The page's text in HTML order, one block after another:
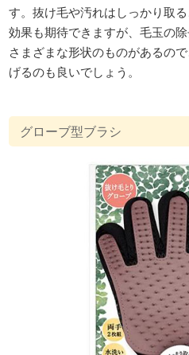
す。抜け毛や汚れはしっかり取
効果も期待できますが、毛玉の除
さまざまな形状のものがあるの
げるのも良いでしょう。
グローブ型ブラシ